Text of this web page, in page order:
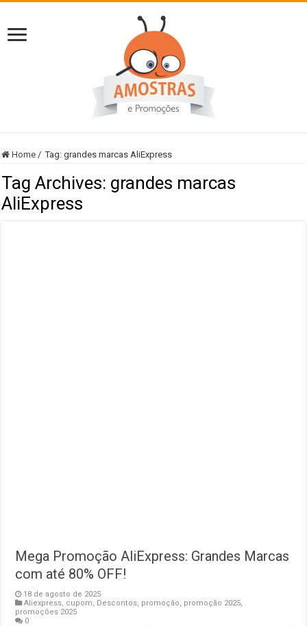
Home / Tag:grandes marcas AliExpress
Tag Archives: grandes marcas
AliExpress
Mega Promoção AliExpress: Grandes Marcas
com até 80% OFF!
18 de agosto de 2025
Aliexpress, cupom, Descontos, promoção, promoção 2025,
promoções 2025
0